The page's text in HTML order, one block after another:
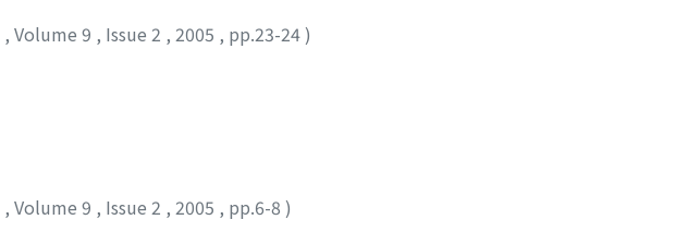
, Volume 9 , Issue 2 , 2005 , pp.23-24)
, Volume 9 , Issue 2 , 2005 , pp.6-8 )